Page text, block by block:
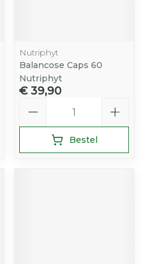
Nutriphyt
Balancose Caps 60
Nutriphyt
€ 39,90
Bestel